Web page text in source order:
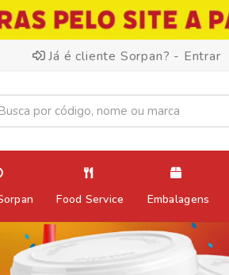
Já é cliente Sorpan? - Entrar
Food Service Embalagens